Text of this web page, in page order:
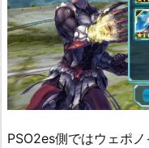
PSO2es側ではウェポ